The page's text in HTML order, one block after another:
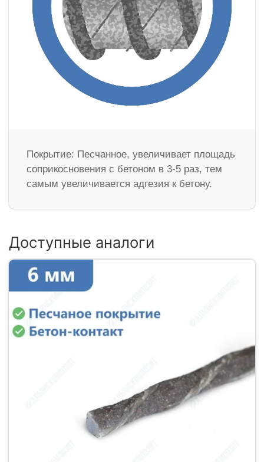
Покрытие: Песчанное, увеличивает площадь
соприкосновения с бетоном в 3-5 раз, тем
самым увеличивается адгезия к бетону.
Доступные аналоги